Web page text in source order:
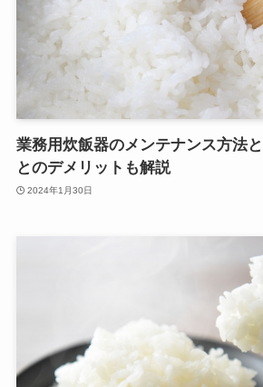
業務用炊飯器のメンテナンス方法
とのデメリットも解説
2024年1月30日